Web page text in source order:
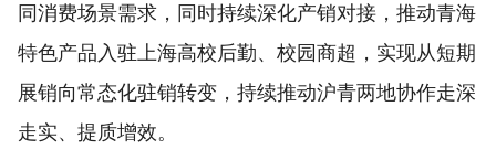
同消费场景需求，同时持续深化产销对接，推动青海
特色产品入驻上海高校后勤、校园商超，实现从短期
展销向常态化驻销转变，持续推动沪青两地协作走深
走实、提质增效。